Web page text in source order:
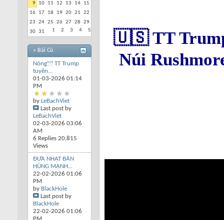
9
10 11 12 13 14
15
16
17 18 19 20 21
22
23
24 25 26 27 28
29
30 31 1 2 3 4 5
» Bài Cũ
Nóng!!! TT Trump
tuyên...
01-03-2026 01:14
PM
by LeBachViet
Last post by
LeBachViet
02-03-2026 03:06
AM
6 Replies 20,815
Views
ĐƯA NHẬT BẢN
HÙNG MẠNH...
22-02-2026 01:06
PM
by BlackHole
Last post by
BlackHole
22-02-2026 01:06
🇺🇸 TT
Núi